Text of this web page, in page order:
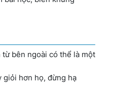
bên ngoài có thể là một
giỏi hơn họ, đừng hạ